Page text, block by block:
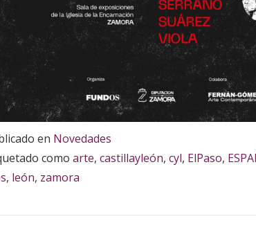
en Novedades
como arte, castillayleón, cyl, ElPaso,
, león, zamora